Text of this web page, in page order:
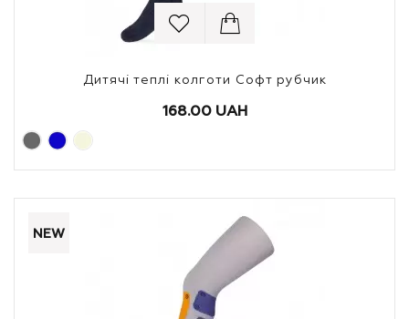
Дитячі теплі колготи Софт рубчик
168.00 UAH
NEW